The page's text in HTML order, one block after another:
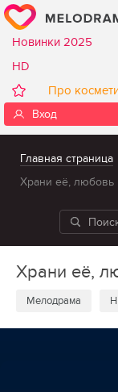
Новинки 2025
HD
Про
Вход
Главная страница
Храни её, любовь
Храни её,
Мелодрама